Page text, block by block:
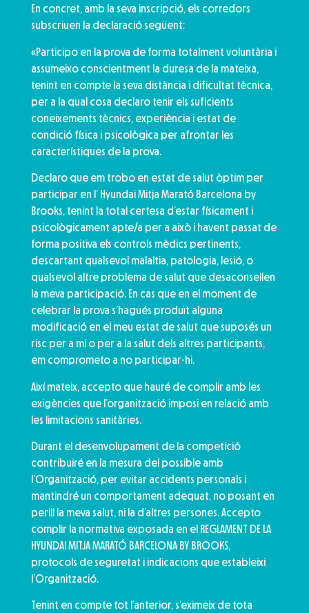
En concret, amb la seva inscripció, els corredors
subscriuen la declaració següent:
«Participo en la prova de forma totalment voluntària i
assumeixo conscientment la duresa de la mateixa,
tenint en compte la seva distància i dificultat tècnica,
per a la qual cosa declaro tenir els suficients
coneixements tècnics, experiència i estat de
condició física i psicològica per afrontar les
característiques de la prova.
Declaro que em trobo en estat de salut òptim per
participar en l’ Hyundai Mitja Marató Barcelona by
Brooks, tenint la total certesa d’estar físicament i
psicològicament apte/a per a això i havent passat de
forma positiva els controls mèdics pertinents,
descartant qualsevol malaltia, patologia, lesió, o
qualsevol altre problema de salut que desaconsellen
la meva participació. En cas que en el moment de
celebrar la prova s’hagués produït alguna
modificació en el meu estat de salut que suposés un
risc per a mi o per a la salut dels altres participants,
em comprometo a no participar-hi.
Així mateix, accepto que hauré de complir amb les
exigències que l’organització imposi en relació amb
les limitacions sanitàries.
Durant el desenvolupament de la competició
contribuiré en la mesura del possible amb
l’Organització, per evitar accidents personals i
mantindré un comportament adequat, no posant en
perill la meva salut, ni la d’altres persones. Accepto
complir la normativa exposada en el REGLAMENT DE LA
HYUNDAI MITJA MARATÓ BARCELONA BY BROOKS,
protocols de seguretat i indicacions que estableixi
l’Organització.
Tenint en compte tot l’anterior, s’eximeix de tota